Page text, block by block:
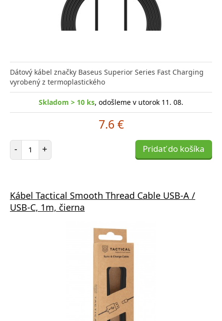
Dátový kábel značky Baseus Superior Series Fast Charging
vyrobený z termoplastického
Skladom > 10 ks, odošleme v utorok 11. 08.
7.6 €
- Počet položiek
+ Pridať do košíka
Kábel Tactical Smooth Thread Cable USB-A /
USB-C, 1m, čierna